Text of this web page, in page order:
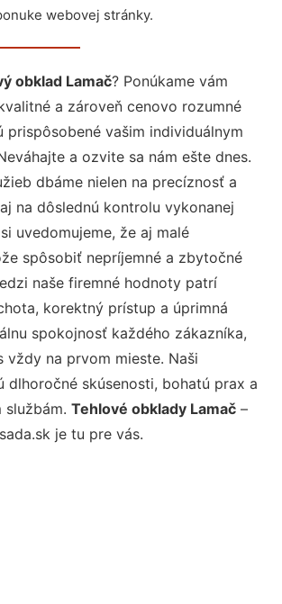
webovej stránky.
obklad Lamač? Ponúkame vám
a zároveň cenovo rozumné
prispôsobené vašim individuálnym
a ozvite sa nám ešte dnes.
dbáme nielen na precíznosť a
na dôslednú kontrolu vykonanej
uvedomujeme, že aj malé
spôsobiť nepríjemné a zbytočné
naše firemné hodnoty patrí
korektný prístup a úprimná
spokojnosť každého zákazníka,
vždy na prvom mieste. Naši
dlhoročné skúsenosti, bohatú prax a
službám. Tehlové obklady Lamač –
je tu pre vás.